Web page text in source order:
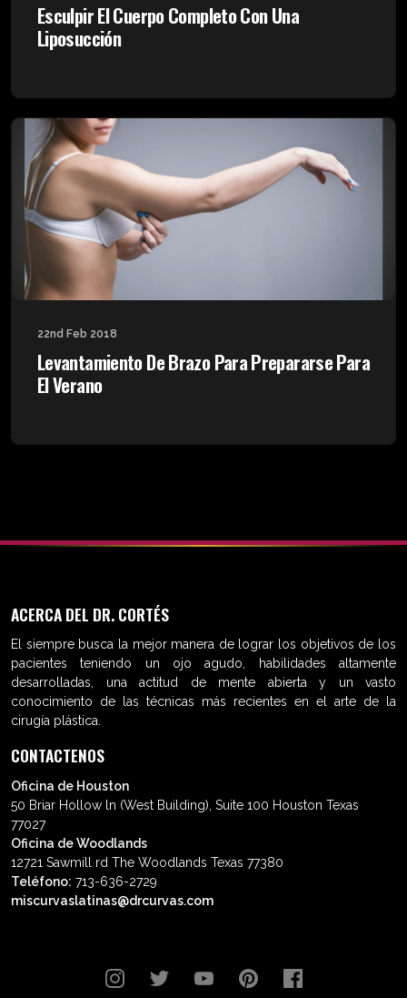
Esculpir El Cuerpo Completo Con Una
Liposucción
22nd Feb 2018
Levantamiento De Brazo Para Prepararse Para
El Verano
ACERCA DEL DR. CORTÉS
El siempre busca la mejor manera de lograr los objetivos de los
pacientes teniendo un ojo agudo, habilidades altamente
desarrolladas, una actitud de mente abierta y un vasto
conocimiento de las técnicas más recientes en el arte de la
cirugía plástica.
CONTACTENOS
Oficina de Houston
50 Briar Hollow ln (West Building), Suite 100 Houston Texas
77027
Oficina de Woodlands
12721 Sawmill rd The Woodlands Texas 77380
Teléfono: 713-636-2729
miscurvaslatinas@drcurvas.com